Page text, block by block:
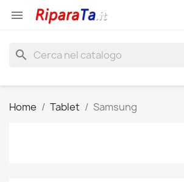

search
Home Tablet Samsung